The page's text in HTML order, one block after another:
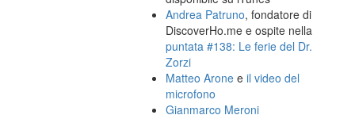
Andrea Patruno, fondatore di
DiscoverHo.me e ospite nella
puntata #138: Le ferie del Dr.
Zorzi
Matteo Arone eil video del
microfono
Gianmarco Meroni